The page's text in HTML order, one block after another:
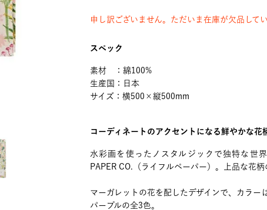
申し訳ございません。ただいま在庫が欠品してい
スペック
素材 ：綿100%
生産国：日本
サイズ：横500×縦500mm
コーディネートのアクセントになる鮮やかな花
水彩画を使ったノスタルジックで独特な世
PAPER CO.（ライフルペーパー）。上品な花柄
マーガレットの花を配したデザインで、カラー
パープルの全3色。